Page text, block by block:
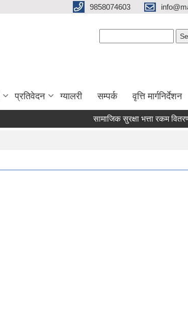
9858074603
प्रतिवेदन ग्यालरी सम्पर्क वृत्ति मार्गनिर्देशन
सामाजिक सुरक्षा भत्ता रकम वितरण